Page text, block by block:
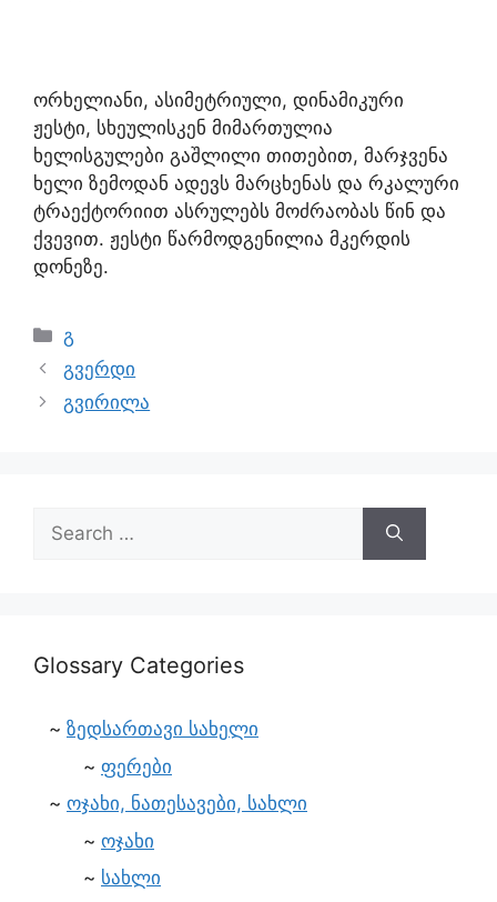
ორხელიანი, ასიმეტრიული, დინამიკური
ჟესტი, სხეულისკენ მიმართულია
ხელისგულები გაშლილი თითებით, მარჯვენა
ხელი ზემოდან ადევს მარცხენას და რკალური
ტრაექტორიით ასრულებს მოძრაობას წინ და
ქვევით. ჟესტი წარმოდგენილია მკერდის
დონეზე.
გ
გვერდი
გვირილა
Glossary Categories
ზედსართავი სახელი
ფერები
ოჯახი, ნათესავები, სახლი
ოჯახი
სახლი